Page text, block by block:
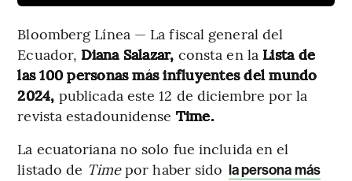
Bloomberg Línea — La fiscal general del
Ecuador, Diana Salazar, consta en la Lista de
las 100 personas más influyentes del mundo
2024, publicada este 12 de diciembre por la
revista estadounidense Time.
La ecuatoriana no solo fue incluida en el
listado de Timepor haber sido la persona más